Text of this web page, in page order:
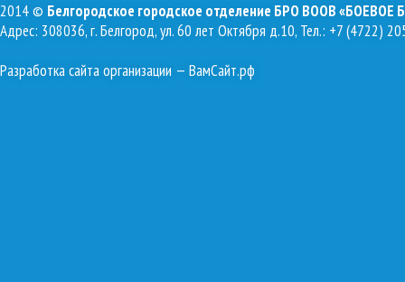
2014 © Белгородское городское отделение БРО ВООВ «БОЕВОЕ
Адрес: 308036, г. Белгород, ул. 60 лет Октября д.10, Тел.: +7 (4722)
Разработка сайта организации — ВамСайт.рф